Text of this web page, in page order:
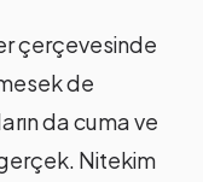
çerçevesinde
de
da cuma ve
gerçek. Nitekim